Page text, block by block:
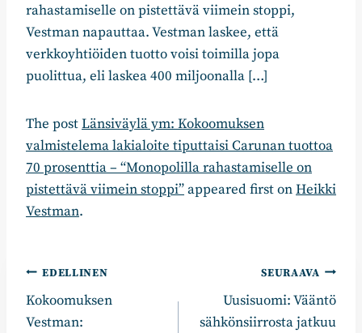
rahastamiselle on pistettävä viimein stoppi,
Vestman napauttaa. Vestman laskee, että
verkkoyhtiöiden tuotto voisi toimilla jopa
puolittua, eli laskea 400 miljoonalla […]
The postLänsiväylä ym: Kokoomuksen
valmistelema lakialoite tiputtaisi Carunan tuottoa
70 prosenttia – “Monopolilla rahastamiselle on
pistettävä viimein stoppi”appeared first onHeikki
Vestman.
Artikkelien
selaus
EDELLINEN
Kokoomuksen
Vestman:
SEURAAVA
Uusisuomi: Vääntö
sähkönsiirrosta jatkuu